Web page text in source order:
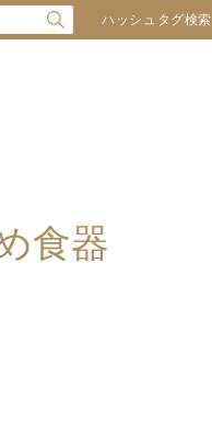
ハッシュタグ検索
食器